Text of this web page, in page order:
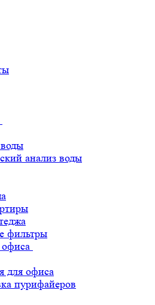
анализ воды
фильтры
для офиса
пурифайеров